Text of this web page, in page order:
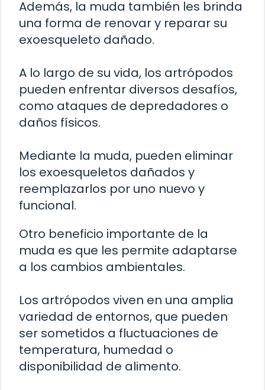
Además, la muda también les brinda
una forma de renovar y reparar su
exoesqueleto dañado.
A lo largo de su vida, los artrópodos
pueden enfrentar diversos desafíos,
como ataques de depredadores o
daños físicos.
Mediante la muda, pueden eliminar
los exoesqueletos dañados y
reemplazarlos por uno nuevo y
funcional.
Otro beneficio importante de la
muda es que les permite adaptarse
a los cambios ambientales.
Los artrópodos viven en una amplia
variedad de entornos, que pueden
ser sometidos a fluctuaciones de
temperatura, humedad o
disponibilidad de alimento.